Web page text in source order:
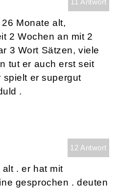
11 Antwort
Monate alt,
2 Wochen an mit 2
3 Wort Sätzen, viele
tut er auch erst seit
spielt er supergut
.
12 Antwort
. er hat mit
gesprochen . deuten